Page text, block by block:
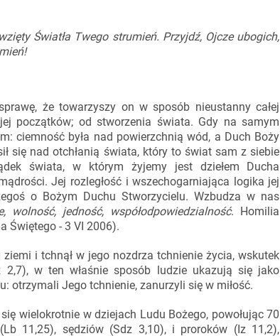
Światła Twego strumień. Przyjdź, Ojcze ubogich,
że towarzyszy on w sposób nieustanny całej
początków; od stworzenia świata. Gdy na samym
ciemność była nad powierzchnią wód, a Duch Boży
się nad otchłanią świata, który to świat sam z siebie
świata, w którym żyjemy jest dziełem Ducha
Jej rozległość i wszechogarniająca logika jej
o Bożym Duchu Stworzycielu. Wzbudza w nas
wolność, jedność, współodpowiedzialność. Homilia
Świętego - 3 VI 2006).
ziemi i tchnął w jego nozdrza tchnienie życia, wskutek
2,7), w ten właśnie sposób ludzie ukazują się jako
otrzymali Jego tchnienie, zanurzyli się w miłość.
wielokrotnie w dziejach Ludu Bożego, powołując 70
11,25), sędziów (Sdz 3,10), i proroków (Iz 11,2),